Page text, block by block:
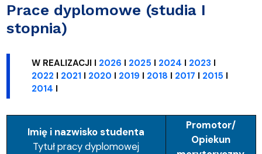
Prace dyplomowe (studia I
stopnia)
W REALIZACJI I 2026 I 2025 I 2024 I 2023 I
2022 I 2021 I 2020 I 2019 I 2018 I 2017 I 2015 I
2014 I
Imię i nazwisko studenta
Tytuł pracy dyplomowej
Promotor/
Opiekun